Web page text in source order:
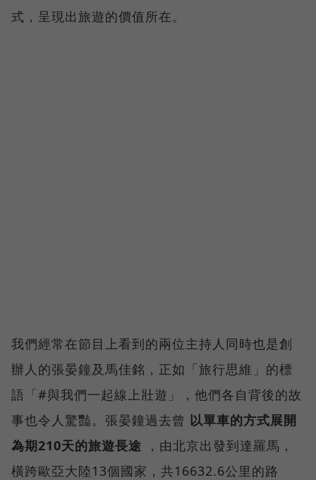
式，呈現出旅遊的價值所在。
我們經常在節目上看到的兩位主持人同時也是創
辦人的張晏鐘及馬佳銘，正如「旅行思維」的標
語「#與我們一起線上壯遊」，他們各自背後的故
事也令人驚豔。張晏鐘過去曾 以單車的方式展開
為期210天的旅遊長途 ，由北京出發到達羅馬，
橫跨歐亞大陸13個國家，共16632.6公里的路